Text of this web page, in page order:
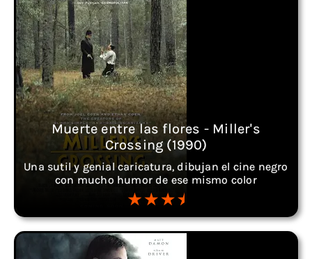
Muerte entre las flores - Miller's
Crossing (1990)
Una sutil y genial caricatura, dibujan el cine negro
con mucho humor de ese mismo color